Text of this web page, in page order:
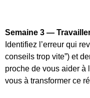
Semaine 3 —
Identifiez l’erreur qui
conseils trop vite”) et
proche de vous aider à
vous à transformer ce